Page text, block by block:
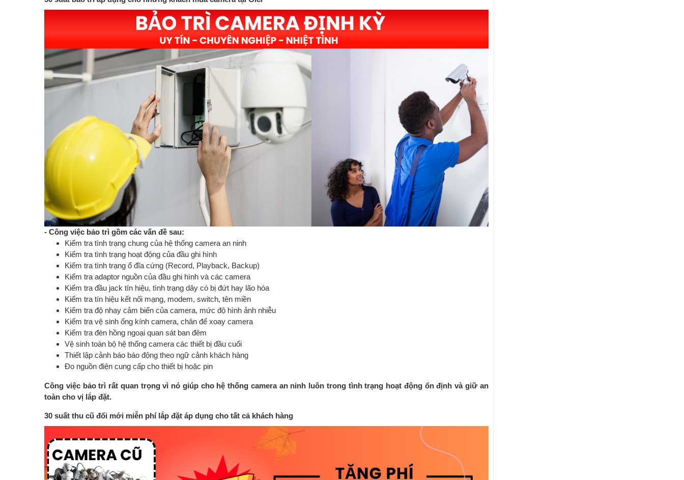
- Công việc bảo trì gồm các vấn đề sau:
Kiểm tra tình trạng chung của hệ thống camera an ninh
Kiểm tra tình trạng hoạt động của đầu ghi hình
Kiểm tra tình trạng ổ đĩa cứng (Record, Playback, Backup)
Kiểm tra adaptor nguồn của đầu ghi hình và các camera
Kiểm tra đầu jack tín hiệu, tình trạng dây có bị đứt hay lão hóa
Kiểm tra tín hiệu kết nối mạng, modem, switch, tên miền
Kiểm tra độ nhạy cảm biến của camera, mức độ hình ảnh nhiễu
Kiểm tra vệ sinh ống kính camera, chân đế xoay camera
Kiểm tra đèn hồng ngoại quan sát ban đêm
Vệ sinh toàn bộ hệ thống camera các thiết bị đầu cuối
Thiết lập cảnh báo báo động theo ngữ cảnh khách hàng
Đo nguồn điện cung cấp cho thiết bị hoặc pin
Công việc bảo trì rất quan trọng vì nó giúp cho hệ thống camera an ninh luôn trong tình trạng hoạt động ổn định và giữ an
toàn cho vị lắp đặt.
30 suất thu cũ đổi mới miễn phí lắp đặt áp dụng cho tất cả khách hàng